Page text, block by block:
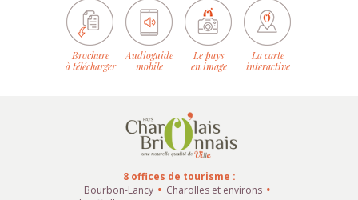
Brochure
à télécharger
Audioguide
mobile
Le pays
en image
La carte
interactive
8 offices de tourisme :
Bourbon-Lancy
Charolles et environs